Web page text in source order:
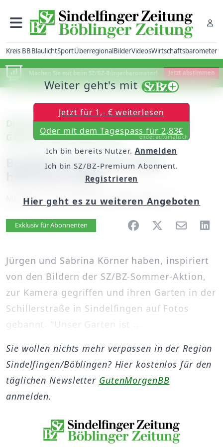
Kreis BBBlaulichtSportÜberregionalBilderVideosWirtschaftsbarometer
Machen Sie mit beim SZ/BZ-Bürgerbarometer! Jetzt abstimmen
Die Früchte der Arbeit: Terrassen und
Gärten voller Leben (40)
Buddha im Grünen statt
hektische Welt
Mittwoch, 17. September 2008, 00:00 Uhr
Artikel vorlesen
Exklusiv für Abonnenten
Jürgen und Sabrina Körner haben, inspiriert
von den Bildern der SZ/BZ-Sommer-Aktion,
zur Kamera gegriffen und ihren Garten in der
Schillerstraße in Sindelfingen auf Fotos
gebannt. "Unser Garten ist ...
Weiter geht's mit
Jetzt für 1,- € weiterlesen
Oder mit dem Tagespass für 2,83€
endet automatisch
Ich bin bereits Nutzer. Anmelden
Ich bin SZ/BZ-Premium Abonnent.
Registrieren
Hier geht es zu weiteren Angeboten
Sie wollen nichts mehr verpassen in der Region
Sindelfingen/Böblingen? Hier kostenlos für den
täglichen Newsletter GutenMorgenBB
anmelden.